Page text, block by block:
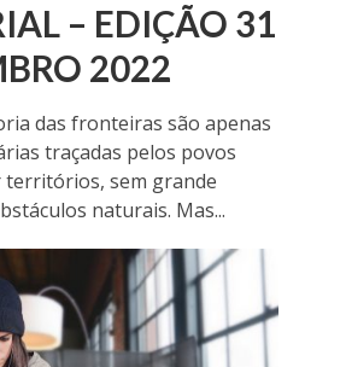
– EDIÇÃO 31
2022
das fronteiras são apenas
traçadas pelos povos
territórios, sem grande
naturais. Mas...